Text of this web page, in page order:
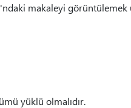
makaleyi görüntülemek
yüklü olmalıdır.